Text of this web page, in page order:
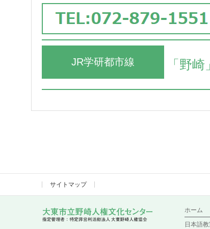
JR学研都市線 「野
サイトマップ
ホーム
日本語